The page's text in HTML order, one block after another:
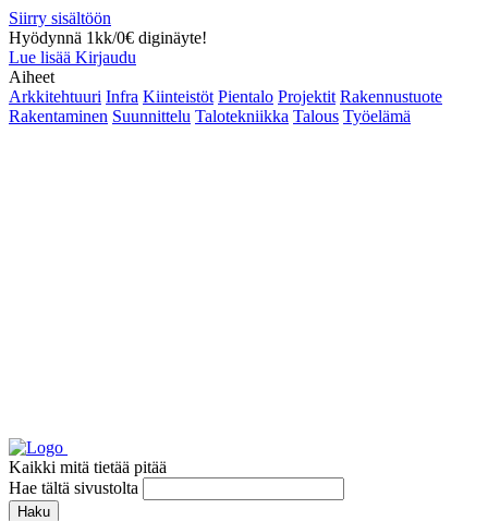
Siirry sisältöön
Hyödynnä 1kk/0€ diginäyte!
Lue lisää Kirjaudu
Aiheet
Arkkitehtuuri Infra Kiinteistöt Pientalo Projektit Rakennustuote
Rakentaminen Suunnittelu Talotekniikka Talous Työelämä
Kaikki mitä tietää pitää
Hae tältä sivustolta
Haku